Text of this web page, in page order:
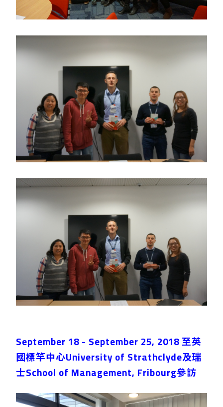
September 18 - September 25, 2018 至英
國標竿中心University of Strathclyde及瑞
士School of Management, Fribourg參訪